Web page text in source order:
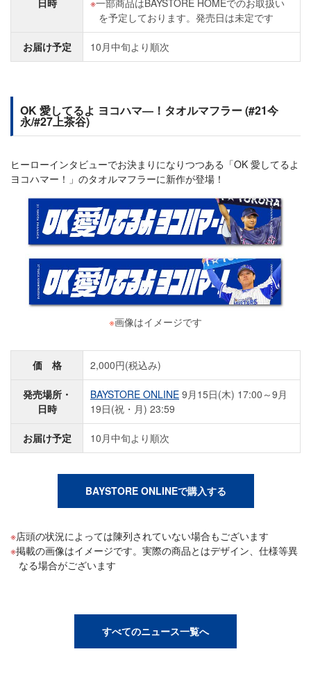
日時
一部商品はBAYSTORE HOMEでのお取扱い
を予定しております。発売日は未定です
お届け予定 10月中旬より順次
OK 愛してるよ ヨコハマ―！タオルマフラー (#21今
永/#27上茶谷)
ヒーローインタビューでお決まりになりつつある「OK 愛してるよ
ヨコハマー！」のタオルマフラーに新作が登場！
※画像はイメージです
価 格 2,000円(税込み)
発売場所・
日時
BAYSTORE ONLINE 9月15日(木) 17:00～9月
19日(祝・月) 23:59
お届け予定 10月中旬より順次
BAYSTORE ONLINEで購入する
店頭の状況によっては陳列されていない場合もございます
掲載の画像はイメージです。実際の商品とはデザイン、仕様等異
なる場合がございます
すべてのニュース一覧へ